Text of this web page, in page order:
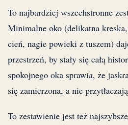
To najbardziej wszechstronne
Minimalne oko (delikatna
cień, nagie powieki z tuszem)
przestrzeń, by stały się całą
spokojnego oka sprawia, że
się zamierzona, a nie
To zestawienie jest też